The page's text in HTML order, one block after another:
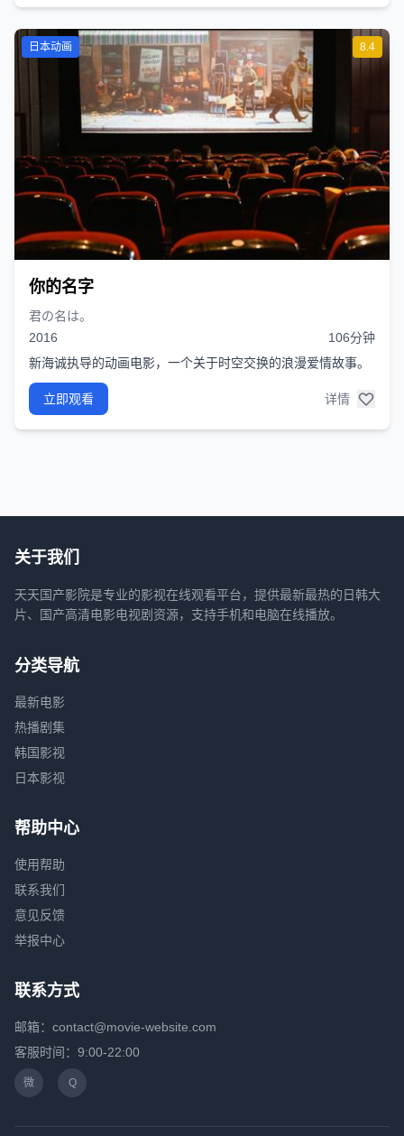
8.4
日本动画
你的名字
君の名は。
2016
106分钟
新海诚执导的动画电影，一个关于时空交换的浪漫爱情故事。
立即观看 详情
关于我们
天天国产影院是专业的影视在线观看平台，提供最新最热的日韩大
片、国产高清电影电视剧资源，支持手机和电脑在线播放。
分类导航
最新电影
热播剧集
韩国影视
日本影视
帮助中心
使用帮助
联系我们
意见反馈
举报中心
联系方式
邮箱：contact@movie-website.com
客服时间：9:00-22:00
微 Q